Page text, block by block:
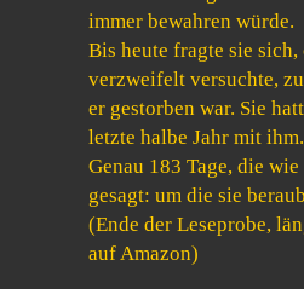
immer bewahren würde.
Bis heute fragte sie
verzweifelt versuchte,
er gestorben war. Sie
letzte halbe Jahr mit ihm.
Genau 183 Tage, die
gesagt: um die sie
(Ende der Leseprobe,
auf Amazon)